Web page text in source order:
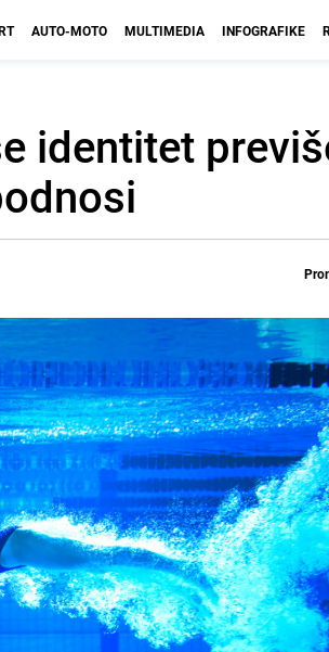
AUTO-MOTO MULTIMEDIA INFOGRAFIKE
identitet